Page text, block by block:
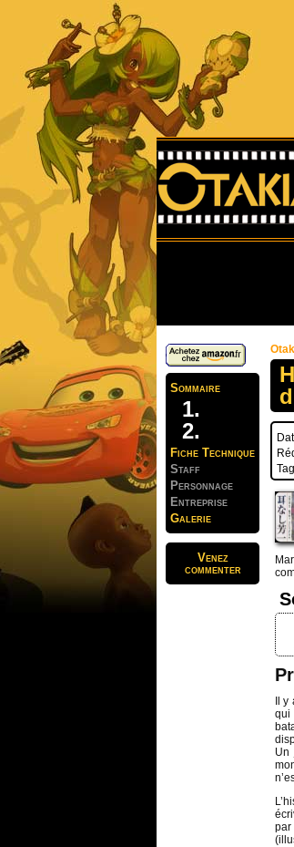
Sommaire
Fiche Technique
Staff
Personnage
Entreprise
Galerie
Venez
commenter
Il
qui
Un